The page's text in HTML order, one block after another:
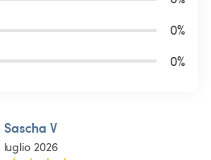
0%
0%
Sascha V
luglio 2026